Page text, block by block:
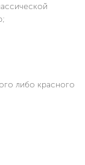
либо красного